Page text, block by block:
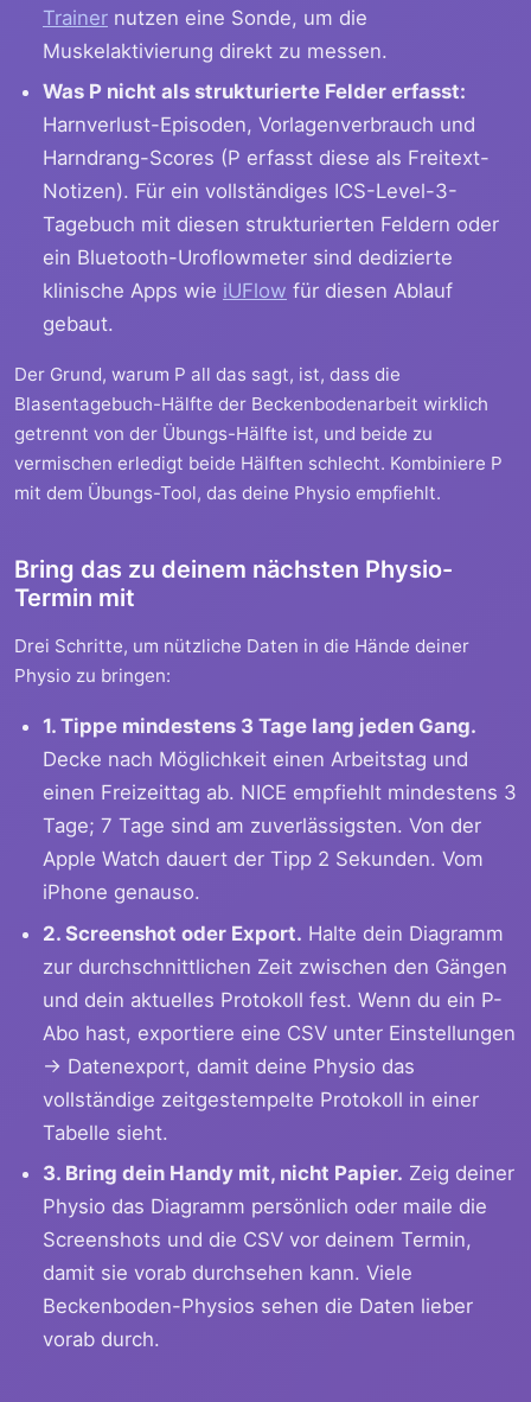
Trainer nutzen eine Sonde, um die
Muskelaktivierung direkt zu messen.
Was P nicht als strukturierte Felder erfasst:
Harnverlust-Episoden, Vorlagenverbrauch und
Harndrang-Scores (P erfasst diese als Freitext-
Notizen). Für ein vollständiges ICS-Level-3-
Tagebuch mit diesen strukturierten Feldern oder
ein Bluetooth-Uroflowmeter sind dedizierte
klinische Apps wie iUFlow für diesen Ablauf
gebaut.
Der Grund, warum P all das sagt, ist, dass die
Blasentagebuch-Hälfte der Beckenbodenarbeit wirklich
getrennt von der Übungs-Hälfte ist, und beide zu
vermischen erledigt beide Hälften schlecht. Kombiniere P
mit dem Übungs-Tool, das deine Physio empfiehlt.
Bring das zu deinem nächsten Physio-
Termin mit
Drei Schritte, um nützliche Daten in die Hände deiner
Physio zu bringen:
1. Tippe mindestens 3 Tage lang jeden Gang.
Decke nach Möglichkeit einen Arbeitstag und
einen Freizeittag ab. NICE empfiehlt mindestens 3
Tage; 7 Tage sind am zuverlässigsten. Von der
Apple Watch dauert der Tipp 2 Sekunden. Vom
iPhone genauso.
2. Screenshot oder Export. Halte dein Diagramm
zur durchschnittlichen Zeit zwischen den Gängen
und dein aktuelles Protokoll fest. Wenn du ein P-
Abo hast, exportiere eine CSV unter Einstellungen
→ Datenexport, damit deine Physio das
vollständige zeitgestempelte Protokoll in einer
Tabelle sieht.
3. Bring dein Handy mit, nicht Papier. Zeig deiner
Physio das Diagramm persönlich oder maile die
Screenshots und die CSV vor deinem Termin,
damit sie vorab durchsehen kann. Viele
Beckenboden-Physios sehen die Daten lieber
vorab durch.